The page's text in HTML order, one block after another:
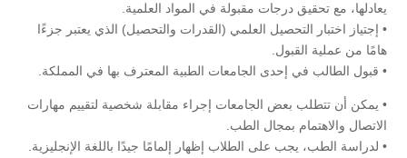
يعادلها، مع تحقيق درجات مقبولة في المواد العلمية.
• إجتياز اختبار التحصيل العلمي (القدرات والتحصيل) الذي يعتبر جزءًا
هامًا من عملية القبول.
• قبول الطالب في إحدى الجامعات الطبية المعترف بها في المملكة.
• يمكن أن تتطلب بعض الجامعات إجراء مقابلة شخصية لتقييم مهارات
الاتصال والاهتمام بمجال الطب.
• لدراسة الطب، يجب على الطلاب إظهار إلمامًا جيدًا باللغة الإنجليزية.